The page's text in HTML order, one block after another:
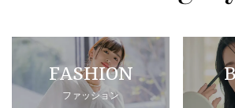
FASHION
ファッション